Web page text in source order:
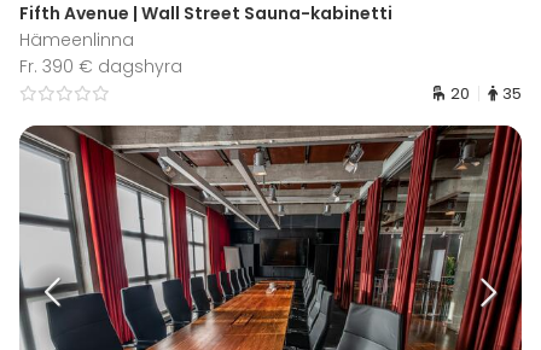
Fifth Avenue | Wall Street Sauna-kabinetti
Hämeenlinna
Fr. 390 € dagshyra
20 35